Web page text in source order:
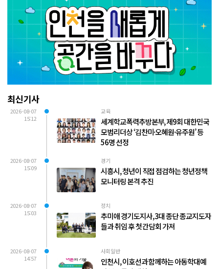
최신기사
2026-08-07
15:12
교육
세계학교폭력추방본부, 제9회 대한민국
모범리더상 ‘김찬미·오혜원·유주원’ 등
56명 선정
2026-08-07
15:09
경기
시흥시, 청년이 직접 점검하는 청년정책
모니터링 본격 추진
2026-08-07
15:03
정치
추미애 경기도지사, 3대 종단 종교지도자
들과 취임 후 첫 간담회 가져
2026-08-07
14:57
사회일반
인천시, 이호선과 함께하는 아동학대예